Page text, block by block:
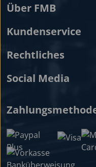
Über FMB
Kundenservice
Rechtliches
Social Media